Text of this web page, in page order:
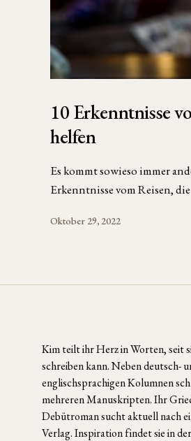
10 Erkenntnisse
helfen
Es kommt sowieso immer
Erkenntnisse vom Reisen,
Oktober 29, 2022
Kim teilt ihr Herz in Worten, seit
schreiben kann. Neben deutsch-
englischsprachigen Kolumnen
mehreren Manuskripten. Ihr
Debütroman sucht aktuell nach
Verlag. Inspiration findet sie in